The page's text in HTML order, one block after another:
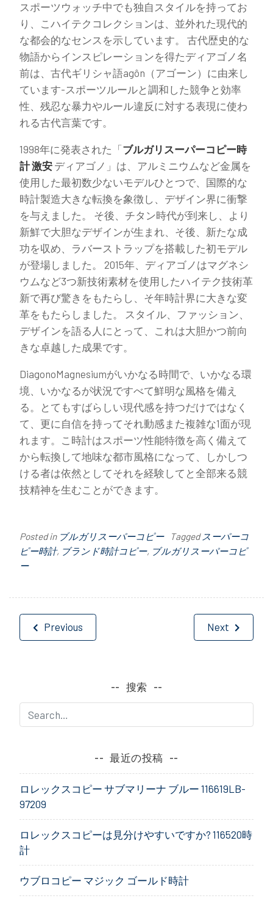
スポーツウォッチ中でも独自スタイルを持ってお
り、こハイテクコレクションは、並外れた現代的
な都会的なセンスを示しています。 古代歴史的な
物語からインスピレーションを得たディアゴノ名
前は、古代ギリシャ語agôn（アゴーン）に由来し
ています-スポーツルールと調和した競争と効率
性、残忍な暴力やルール違反に対する表現に使わ
れる古代言葉です。
1998年に発表された「ブルガリスーパーコピー時
計 激安 ディアゴノ」は、アルミニウムなど金属を
使用した最初数少ないモデルひとつで、国際的な
時計製造大きな転換を象徴し、デザイン界に衝撃
を与えました。 そ後、チタン時代が到来し、より
新鮮で大胆なデザインが生まれ、そ後、新たな成
功を収め、ラバーストラップを搭載した初モデル
が登場しました。 2015年、ディアゴノはマグネシ
ウムなど3つ新技術素材を使用したハイテク技術革
新で再び驚きをもたらし、そ年時計界に大きな変
革をもたらしました。 スタイル、ファッション、
デザインを語る人にとって、これは大胆かつ前向
きな卓越した成果です。
DiagonoMagnesiumがいかなる時間で、いかなる環
境、いかなるが状況ですべて鮮明な風格を備え
る。とてもすばらしい現代感を持つだけではなく
て、更に自信を持ってそれ動感また複雑な1面が現
れます。こ時計はスポーツ性能特徴を高く備えて
から転換して地味な都市風格になって、しかしつ
ける者は依然としてそれを経験してと全部来る競
技精神を生むことができます。
Posted in ブルガリスーパーコピー Tagged スーパーコ
ピー時計, ブランド時計コピー, ブルガリスーパーコピ
ー
投
ビ
ゲ
シ
ョ
ン
Previous Next
搜索
最近の投稿
ロレックスコピー サブマリーナ ブルー 116619LB-
97209
ロレックスコピーは見分けやすいですか? 116520時
計
ウブロコピー マジック ゴールド時計